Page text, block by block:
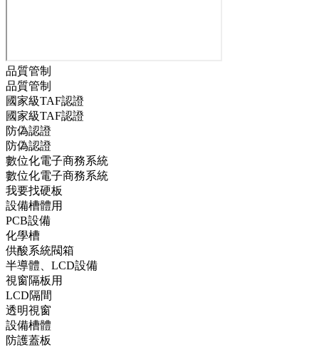
品質管制
品質管制
國家級TAF認證
國家級TAF認證
防偽認證
防偽認證
數位化電子商務系統
數位化電子商務系統
我要找硬板
設備槽體用
PCB設備
化學槽
供酸系統閥箱
半導體、LCD設備
視窗隔板用
LCD隔間
透明視窗
設備槽體
防護蓋板